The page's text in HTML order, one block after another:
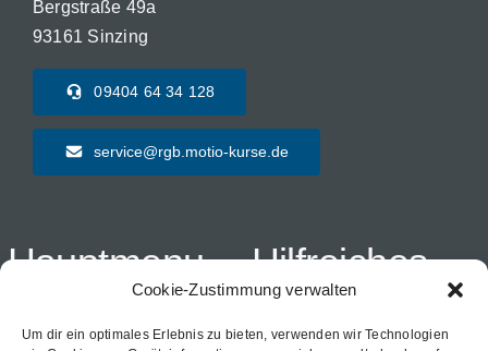
Cookie-Zustimmung verwalten
Um dir ein optimales Erlebnis zu bieten, verwenden wir Technologien
Bergstraße 49a
93161 Sinzing
09404 64 34 128
service@rgb.motio-kurse.de
Hauptmenu Hilfreiches